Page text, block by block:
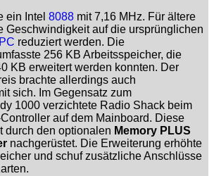
ein Intel 8088 mit 7,16 MHz. Für ältere
Geschwindigkeit auf die ursprünglichen
reduziert werden. Die
256 KB Arbeitsspeicher, die
KB erweitert werden konnten. Der
brachte allerdings auch
sich. Im Gegensatz zum
1000 verzichtete Radio Shack beim
auf dem Mainboard. Diese
durch den optionalen Memory PLUS
nachgerüstet. Die Erweiterung erhöhte
und schuf zusätzliche Anschlüsse